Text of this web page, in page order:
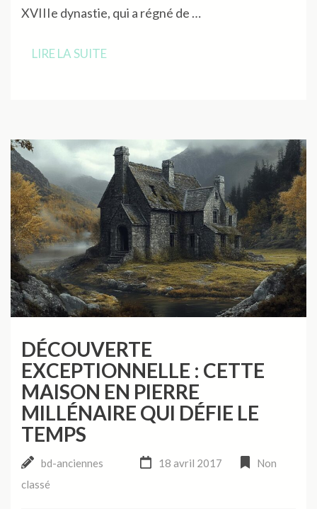
XVIIIe dynastie, qui a régné de …
LIRE LA SUITE
DÉCOUVERTE
EXCEPTIONNELLE : CETTE
MAISON EN PIERRE
MILLÉNAIRE QUI DÉFIE LE
TEMPS
bd-anciennes 18 avril 2017
Non
classé